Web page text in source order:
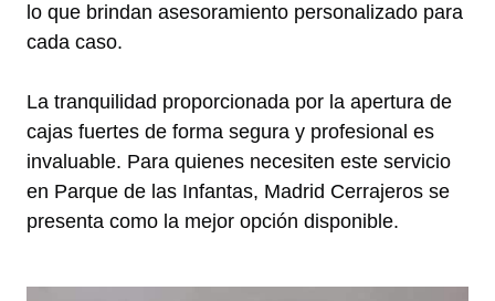
lo que brindan asesoramiento personalizado para
cada caso.
La tranquilidad proporcionada por la apertura de
cajas fuertes de forma segura y profesional es
invaluable. Para quienes necesiten este servicio
en Parque de las Infantas, Madrid Cerrajeros se
presenta como la mejor opción disponible.